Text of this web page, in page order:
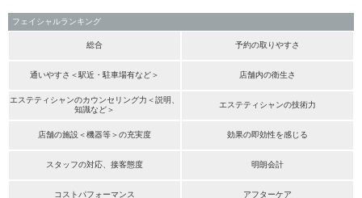
フェイシャルランキング
総合 予約の取りやすさ
通いやすさ＜駅近・駐車場有など＞ 店舗内の衛生さ
エステティシャンのカウンセリング力＜説明、
知識など＞
エステティシャンの技術力
店舗の施設＜機器等＞の充実度 効果の即効性を感じる
スタッフの対応、接客態度 明朗会計
コストパフォーマンス アフターケア